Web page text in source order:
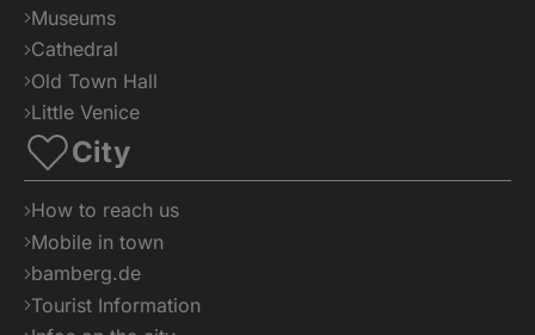
Museums
Cathedral
Old Town Hall
Little Venice
City
How to reach us
Mobile in town
bamberg.de
Tourist Information